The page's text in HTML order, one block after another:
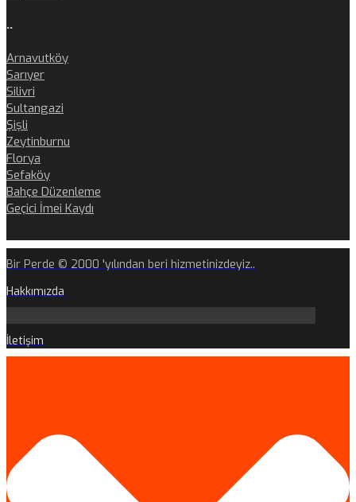
..
Arnavutköy
Sarıyer
Silivri
Sultangazi
Şişli
Zeytinburnu
Florya
Sefaköy
Bahçe Düzenleme
Geçici İmei Kaydı
Bir Perde © 2000 'yılından beri hizmetinizdeyiz..
Hakkımızda
İletişim